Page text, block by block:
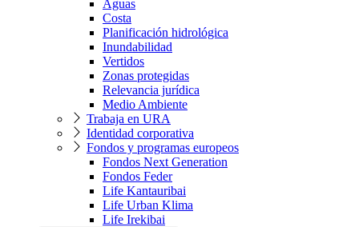
Aguas
Costa
Planificación hidrológica
Inundabilidad
Vertidos
Zonas protegidas
Relevancia jurídica
Medio Ambiente
Trabaja en URA
Identidad corporativa
Fondos y programas europeos
Fondos Next Generation
Fondos Feder
Life Kantauribai
Life Urban Klima
Life Irekibai